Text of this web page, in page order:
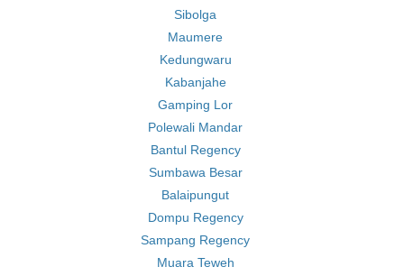
Sibolga
Maumere
Kedungwaru
Kabanjahe
Gamping Lor
Polewali Mandar
Bantul Regency
Sumbawa Besar
Balaipungut
Dompu Regency
Sampang Regency
Muara Teweh